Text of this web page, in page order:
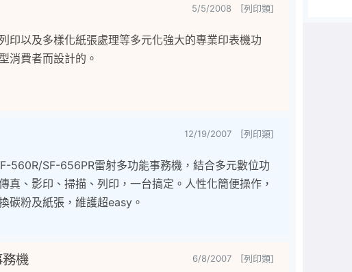
5/5/2008 [列印類]
印以及多樣化紙張處理等多元化強大的專業印表機功
消費者而設計的。
12/19/2007 [列印類]
560R/SF-656PR雷射多功能事務機，結合多元數位功
、影印、掃描、列印，一台搞定。人性化簡便操作，
碳粉及紙張，維護超easy。
機 6/8/2007 [列印類]